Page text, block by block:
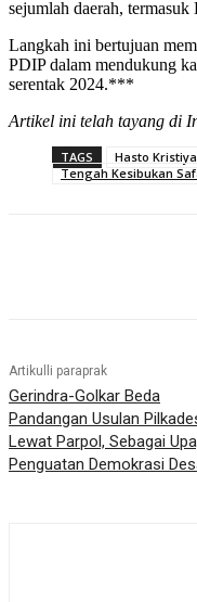
sejumlah daerah,
Langkah ini bertujuan
PDIP dalam mendukung
serentak 2024.***
Artikel ini telah tayang di
TAGS Hasto
Tengah Kesibukan
Artikulli paraprak
Gerindra-Golkar Beda
Pandangan Usulan
Lewat Parpol, Sebagai
Penguatan Demokrasi